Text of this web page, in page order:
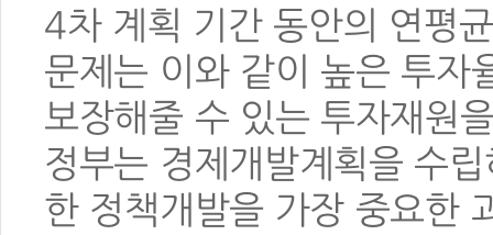
4차 계획 기간 동안의 연평
문제는 이와 같이 높은 투자
보장해줄 수 있는 투자재원
정부는 경제개발계획을 수
한 정책개발을 가장 중요한